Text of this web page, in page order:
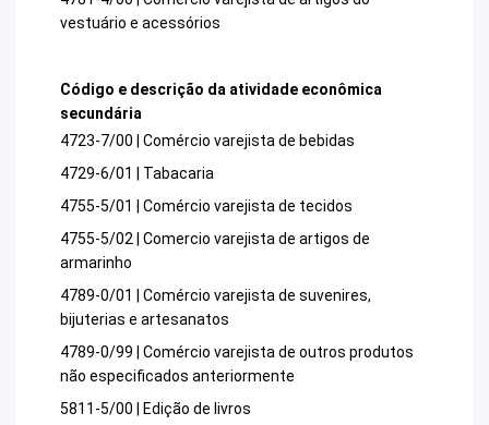
vestuário e acessórios
Código e descrição da atividade econômica
secundária
4723-7/00 | Comércio varejista de bebidas
4729-6/01 | Tabacaria
4755-5/01 | Comércio varejista de tecidos
4755-5/02 | Comercio varejista de artigos de
armarinho
4789-0/01 | Comércio varejista de suvenires,
bijuterias e artesanatos
4789-0/99 | Comércio varejista de outros produtos
não especificados anteriormente
5811-5/00 | Edição de livros